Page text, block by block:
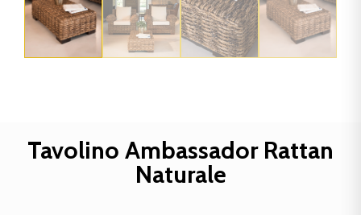
Tavolino Ambassador Rattan
Naturale